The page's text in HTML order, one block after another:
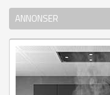
ANNONSER